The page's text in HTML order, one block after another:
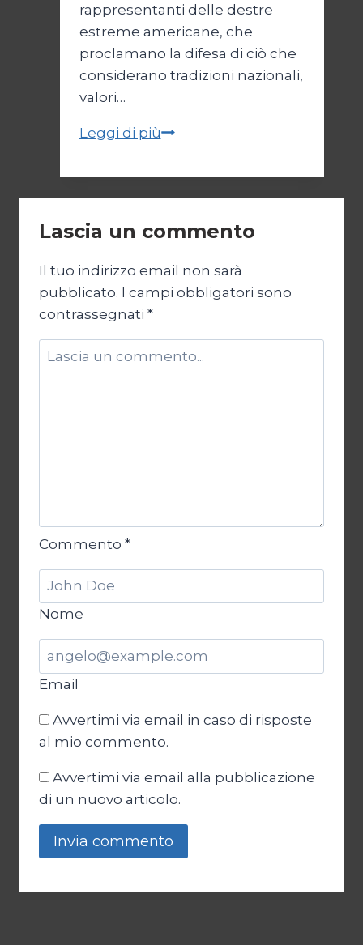
rappresentanti delle destre
estreme americane, che
proclamano la difesa di ciò che
considerano tradizioni nazionali,
valori…
Leggi di piùLa
culturale”
della
Lascia un commento
Il tuo indirizzo email non sarà
pubblicato. I campi obbligatori sono
contrassegnati *
Commento *
Nome
Email
Avvertimi via email in caso di risposte
al mio commento.
Avvertimi via email alla pubblicazione
di un nuovo articolo.